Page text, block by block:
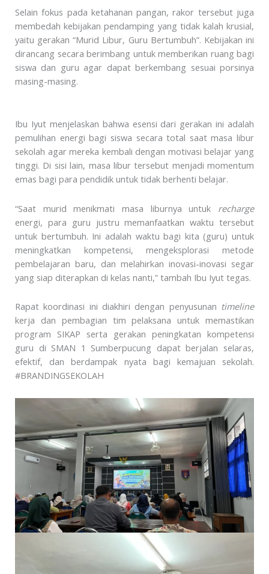
Selain fokus pada ketahanan pangan, rakor tersebut juga
membedah kebijakan pendamping yang tidak kalah krusial,
yaitu gerakan “Murid Libur, Guru Bertumbuh”. Kebijakan ini
dirancang secara berimbang untuk memberikan ruang bagi
siswa dan guru agar dapat berkembang sesuai porsinya
masing-masing.
Ibu Iyut menjelaskan bahwa esensi dari gerakan ini adalah
pemulihan energi bagi siswa secara total saat masa libur
sekolah agar mereka kembali dengan motivasi belajar yang
tinggi. Di sisi lain, masa libur tersebut menjadi momentum
emas bagi para pendidik untuk tidak berhenti belajar.
“Saat murid menikmati masa liburnya untuk recharge
energi, para guru justru memanfaatkan waktu tersebut
untuk bertumbuh. Ini adalah waktu bagi kita (guru) untuk
meningkatkan kompetensi, mengeksplorasi metode
pembelajaran baru, dan melahirkan inovasi-inovasi segar
yang siap diterapkan di kelas nanti,” tambah Ibu Iyut tegas.
Rapat koordinasi ini diakhiri dengan penyusunan timeline
kerja dan pembagian tim pelaksana untuk memastikan
program SIKAP serta gerakan peningkatan kompetensi
guru di SMAN 1 Sumberpucung dapat berjalan selaras,
efektif, dan berdampak nyata bagi kemajuan sekolah.
#BRANDINGSEKOLAH